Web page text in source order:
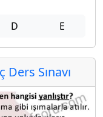
D E
Sınavı